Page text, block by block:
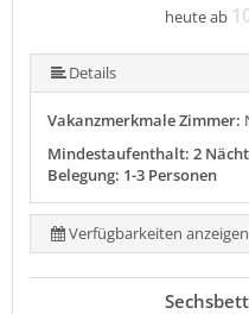
heute ab
Details
Vakanzmerkmale Zimmer:
Mindestaufenthalt: 2
Belegung: 1-3 Personen
Verfügbarkeiten anzeigen